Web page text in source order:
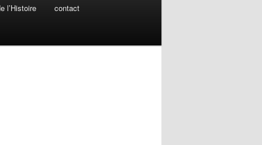
l’Histoire contact